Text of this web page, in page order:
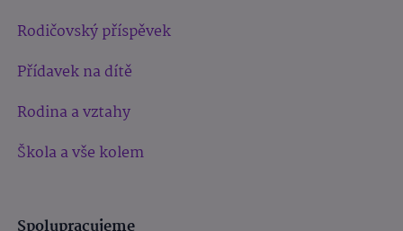
Rodičovský příspěvek
Přídavek na dítě
Rodina a vztahy
Škola a vše kolem